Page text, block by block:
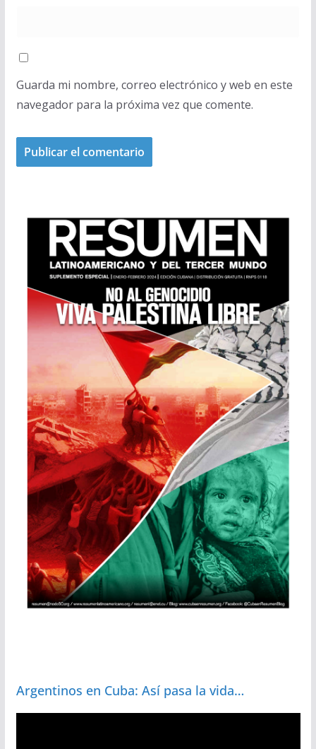
Guarda mi nombre, correo electrónico y web en este
navegador para la próxima vez que comente.
Argentinos en Cuba: Así pasa la vida…